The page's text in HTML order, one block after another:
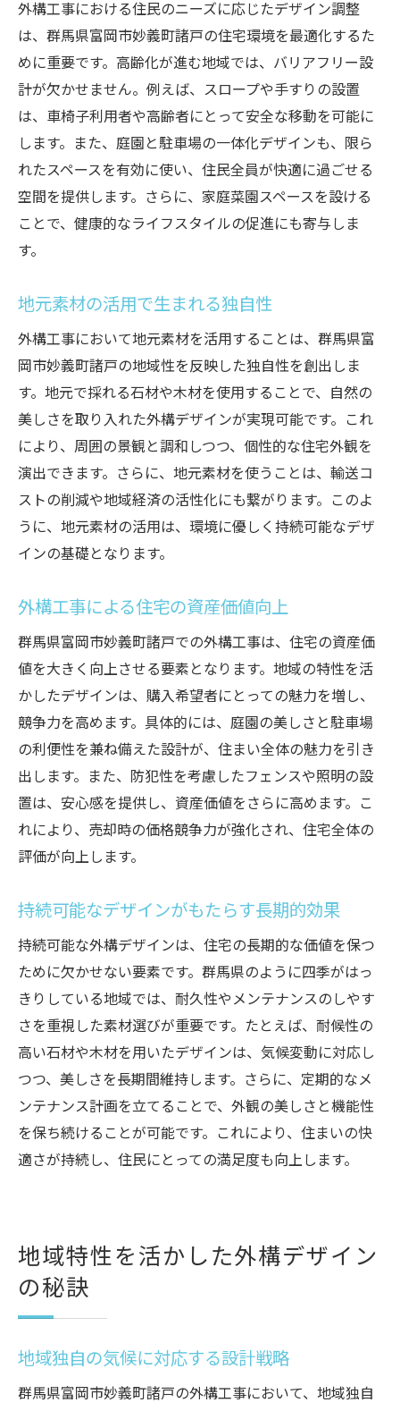
エンターテイメントスペースの可能性
プライベートスペースと公共スペースの調和
住民の声を反映したパーソナライズ
地域コミュニティ活性化に寄与する外構工事
住民の交流を促進する共有スペースの創出
地域イベントを支える外構インフラ
コミュニティガーデンの設置と運営
コミュニティとの連携による持続可能な開
美しさと機能性を兼ね備えた外構設計の実例
成功事例から学ぶデザインのポイント
機能性を重視した実際の設計プロセス
住民からのフィードバックを活かす方法
ユニークなデザインを生み出すためのヒン
ト
最新技術を取り入れた外構工事の事例
外構工事で引き出す地域の新たな価値
外構工事がもたらす経済的効果
観光資源としての外構デザイン
地域ブランディングに貢献する外構工事
地元企業と協力したプロジェクトの成功例
未来を見据えた持続可能な開発の方向性
外構工事における住民のニーズに応じたデザイン調整
は、群馬県富岡市妙義町諸戸の住宅環境を最適化するた
めに重要です。高齢化が進む地域では、バリアフリー設
計が欠かせません。例えば、スロープや手すりの設置
は、車椅子利用者や高齢者にとって安全な移動を可能に
します。また、庭園と駐車場の一体化デザインも、限ら
れたスペースを有効に使い、住民全員が快適に過ごせる
空間を提供します。さらに、家庭菜園スペースを設ける
ことで、健康的なライフスタイルの促進にも寄与しま
す。
地元素材の活用で生まれる独自性
外構工事において地元素材を活用することは、群馬県富
岡市妙義町諸戸の地域性を反映した独自性を創出しま
す。地元で採れる石材や木材を使用することで、自然の
美しさを取り入れた外構デザインが実現可能です。これ
により、周囲の景観と調和しつつ、個性的な住宅外観を
演出できます。さらに、地元素材を使うことは、輸送コ
ストの削減や地域経済の活性化にも繋がります。このよ
うに、地元素材の活用は、環境に優しく持続可能なデザ
インの基礎となります。
外構工事による住宅の資産価値向上
群馬県富岡市妙義町諸戸での外構工事は、住宅の資産価
値を大きく向上させる要素となります。地域の特性を活
かしたデザインは、購入希望者にとっての魅力を増し、
競争力を高めます。具体的には、庭園の美しさと駐車場
の利便性を兼ね備えた設計が、住まい全体の魅力を引き
出します。また、防犯性を考慮したフェンスや照明の設
置は、安心感を提供し、資産価値をさらに高めます。こ
れにより、売却時の価格競争力が強化され、住宅全体の
評価が向上します。
持続可能なデザインがもたらす長期的効果
持続可能な外構デザインは、住宅の長期的な価値を保つ
ために欠かせない要素です。群馬県のように四季がはっ
きりしている地域では、耐久性やメンテナンスのしやす
さを重視した素材選びが重要です。たとえば、耐候性の
高い石材や木材を用いたデザインは、気候変動に対応し
つつ、美しさを長期間維持します。さらに、定期的なメ
ンテナンス計画を立てることで、外観の美しさと機能性
を保ち続けることが可能です。これにより、住まいの快
適さが持続し、住民にとっての満足度も向上します。
地域特性を活かした外構デザイン
の秘訣
地域独自の気候に対応する設計戦略
群馬県富岡市妙義町諸戸の外構工事において、地域独自